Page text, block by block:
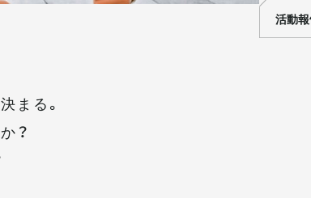
まる。
？
活動